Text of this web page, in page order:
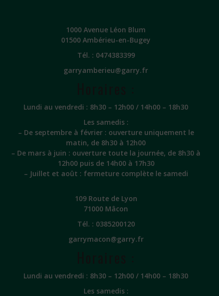
1000 Avenue Léon Blum
01500 Ambérieu-en-Bugey
Tél. : 0474383399
garryamberieu@garry.fr
Lundi au vendredi : 8h30 – 12h00 / 14h00 – 18h30
Les samedis :
– De septembre à février : ouverture uniquement le
matin, de 8h30 à 12h00
– De mars à juin : ouverture toute la journée, de 8h30 à
12h00 puis de 14h00 à 17h30
– Juillet et août : fermeture complète le samedi
109 Route de Lyon
71000 Mâcon
Tél. : 0385200120
garrymacon@garry.fr
Lundi au vendredi : 8h30 – 12h00 / 14h00 – 18h30
Les samedis :